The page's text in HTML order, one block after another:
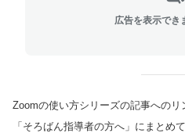
広告を表示でき
Zoomの使い方シリーズの記事へのリ
「そろばん指導者の方へ」にまとめ